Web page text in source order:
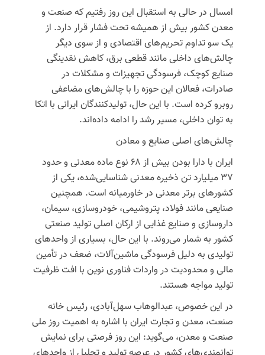
امسال در حالی به استقبال این روز رفتیم که صنعت و
معدن کشور بیش از همیشه تحت فشار قرار دارد. از
یک سو تداوم تحریم‌های اقتصادی و از سوی دیگر
چالش‌های داخلی مانند قطعی برق، کاهش نقدینگی
صنایع کوچک، فرسودگی تجهیزات و مشکلات در
صادرات، فعالان این حوزه را با چالش‌های مضاعفی
روبرو کرده است. با این حال، تولیدکنندگان ایرانی با اتکا
به توان داخلی، مسیر رشد را ادامه داده‌اند.
چالش‌های اصلی صنایع و معادن
ایران با دارا بودن بیش از ۶۸ نوع ماده معدنی و حدود
۳۷ میلیارد تن ذخیره معدنی شناسایی‌شده، یکی از
کشورهای برتر معدنی در خاورمیانه است. همچنین
صنایعی مانند فولاد، پتروشیمی، خودروسازی، سیمان،
داروسازی و صنایع غذایی از ارکان اصلی تولید صنعتی
کشور به شمار می‌روند. با این حال، بسیاری از واحدهای
تولیدی به دلیل فرسودگی ماشین‌آلات، ضعف در تأمین
مالی و محدودیت در واردات فناوری نوین با افت ظرفیت
تولید مواجه هستند.
در این خصوص، عبدالوهاب سهل‌آبادی، رئیس خانه
صنعت، معدن و تجارت ایران با اشاره به اهمیت روز ملی
صنعت و معدن، می‌گوید: این روز فرصتی برای نمایش